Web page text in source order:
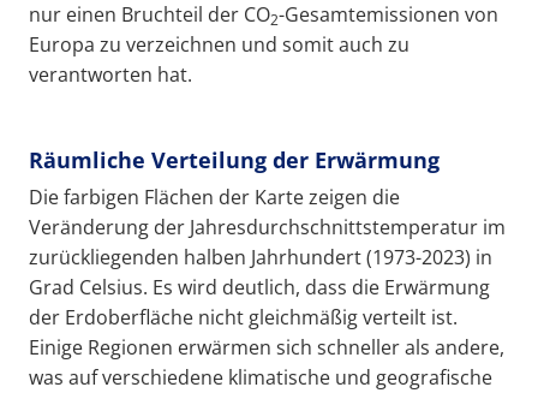
nur einen Bruchteil der CO2-Gesamtemissionen von
Europa zu verzeichnen und somit auch zu
verantworten hat.
Räumliche Verteilung der Erwärmung
Die farbigen Flächen der Karte zeigen die
Veränderung der Jahresdurchschnittstemperatur im
zurückliegenden halben Jahrhundert (1973-2023) in
Grad Celsius. Es wird deutlich, dass die Erwärmung
der Erdoberfläche nicht gleichmäßig verteilt ist.
Einige Regionen erwärmen sich schneller als andere,
was auf verschiedene klimatische und geografische